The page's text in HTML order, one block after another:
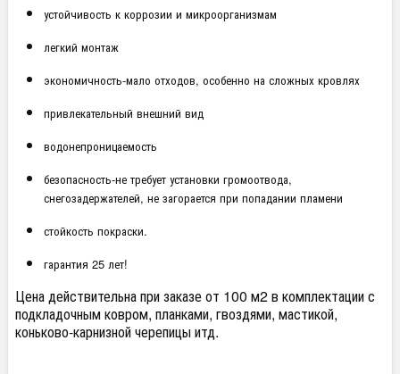
устойчивость к коррозии и микроорганизмам
легкий монтаж
экономичность-мало отходов, особенно на сложных кровлях
привлекательный внешний вид
водонепроницаемость
безопасность-не требует установки громоотвода,
снегозадержателей, не загорается при попадании пламени
стойкость покраски.
гарантия 25 лет!
Цена действительна при заказе от 100 м2 в комплектации с
подкладочным ковром, планками, гвоздями, мастикой,
коньково-карнизной черепицы итд.